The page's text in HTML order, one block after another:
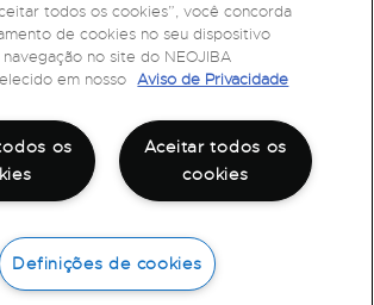
Brasil
1073
Todos os direitos reservados
todos os cookies”, você concorda
de cookies no seu dispositivo
no site do NEOJIBA
em nosso Aviso de Privacidade
Aceitar todos os
cookies
os
Definições de cookies